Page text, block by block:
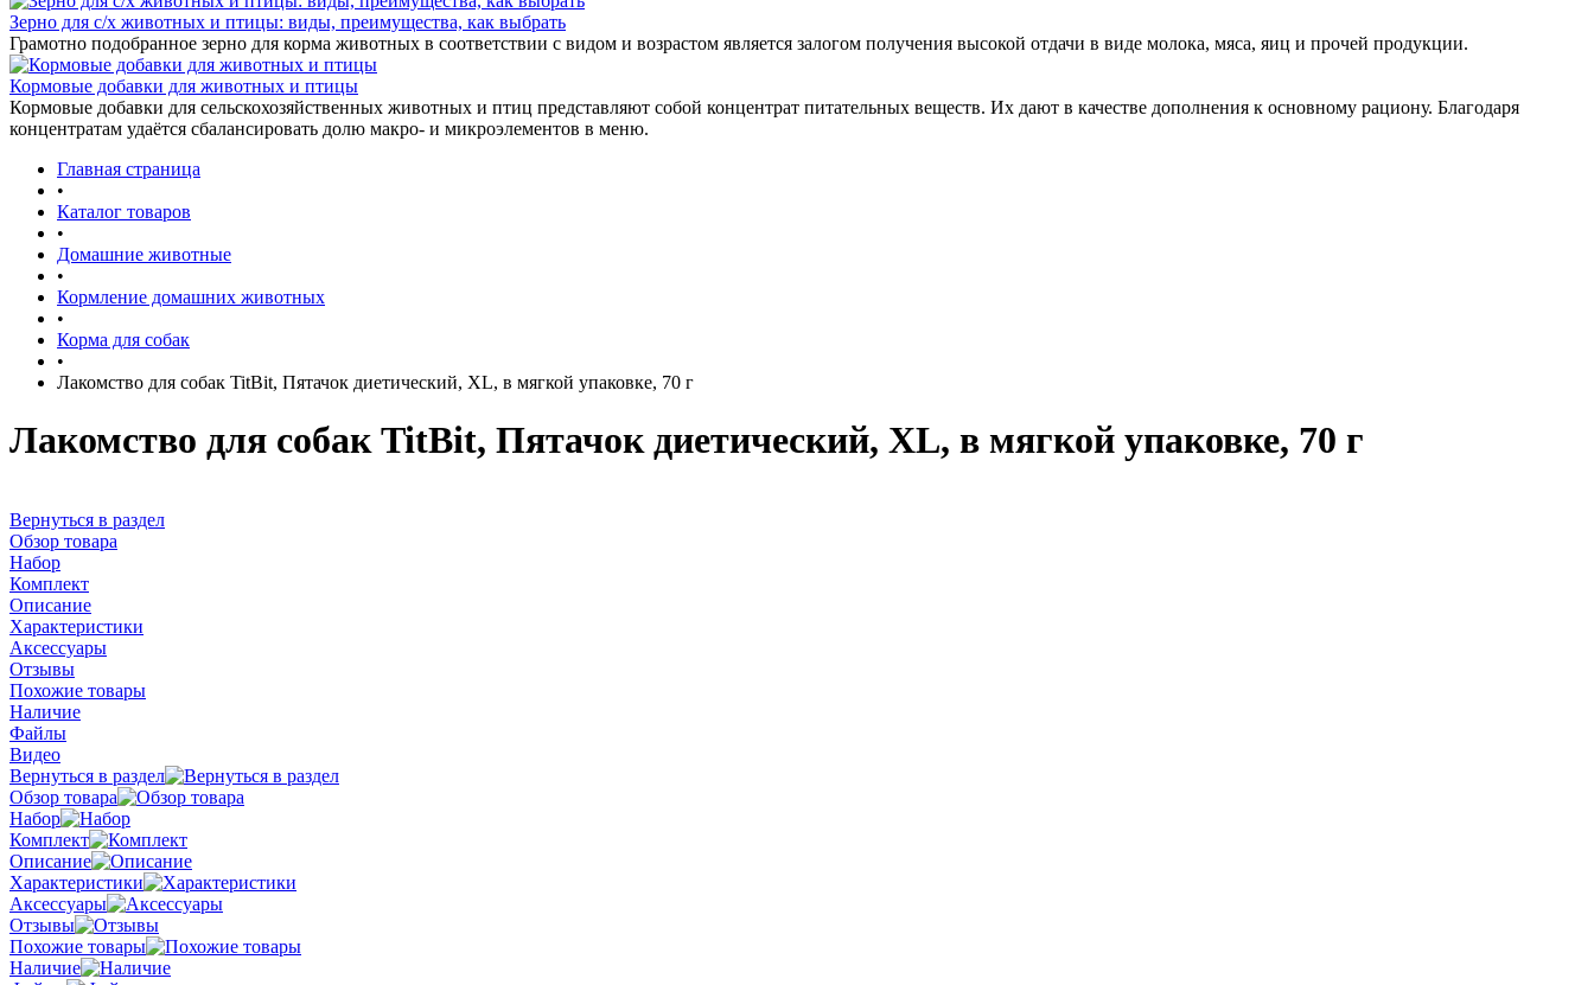
Зерно для с/х животных и птицы: виды, преимущества, как выбрать
Грамотно подобранное зерно для корма животных в соответствии с видом и возрастом является залогом получения высокой отдачи в виде молока, мяса, яиц и прочей продукции.
Кормовые добавки для животных и птицы
Кормовые добавки для сельскохозяйственных животных и птиц представляют собой концентрат питательных веществ. Их дают в качестве дополнения к основному рациону. Благодаря
концентратам удаётся сбалансировать долю макро- и микроэлементов в меню.
Главная страница
•
Каталог товаров
•
Домашние животные
•
Кормление домашних животных
•
Корма для собак
•
Лакомство для собак TitBit, Пятачок диетический, XL, в мягкой упаковке, 70 г
Лакомство для собак TitBit, Пятачок диетический, XL, в мягкой упаковке, 70 г
Вернуться в раздел
Обзор товара
Набор
Комплект
Описание
Характеристики
Аксессуары
Отзывы
Похожие товары
Наличие
Файлы
Видео
Вернуться в раздел
Обзор товара
Набор
Комплект
Описание
Характеристики
Аксессуары
Отзывы
Похожие товары
Наличие